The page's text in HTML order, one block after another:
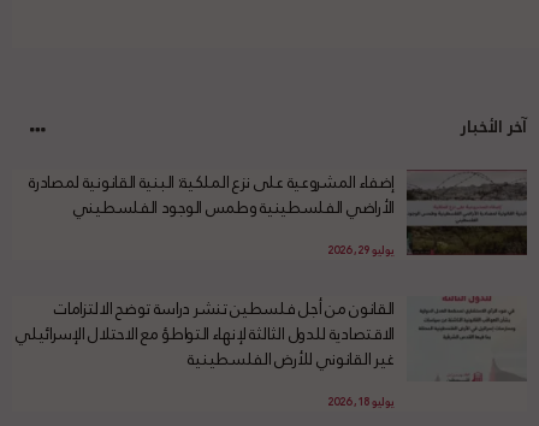
آخر الأخبار
إضفاء المشروعية على نزع الملكية: البنية القانونية لمصادرة
الأراضي الفلسطينية وطمس الوجود الفلسطيني
يوليو 29, 2026
القانون من أجل فلسطين تنشر دراسة توضح الالتزامات
الاقتصادية للدول الثالثة لإنهاء التواطؤ مع الاحتلال الإسرائيلي
غير القانوني للأرض الفلسطينية
يوليو 18, 2026